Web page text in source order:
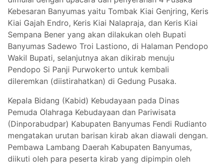
Kebesaran Banyumas yaitu Tombak Kiai Genjring, Keris
Kiai Gajah Endro, Keris Kiai Nalapraja, dan Keris Kiai
Sempana Bener yang akan dilakukan oleh Bupati
Banyumas Sadewo Troi Lastiono, di Halaman Pendopo
Wakil Bupati, selanjutnya akan dikirab menuju
Pendopo Si Panji Purwokerto untuk kembali
dileremkan (diistirahatkan) di Gedung Pusaka.
Kepala Bidang (Kabid) Kebudayaan pada Dinas
Pemuda Olahraga Kebudayaan dan Pariwisata
(Dinporabudpar) Kabupaten Banyumas Fendi Rudianto
mengatakan urutan barisan kirab akan diawali dengan.
Pembawa Lambang Daerah Kabupaten Banyumas,
diikuti oleh para peserta kirab yang dipimpin oleh